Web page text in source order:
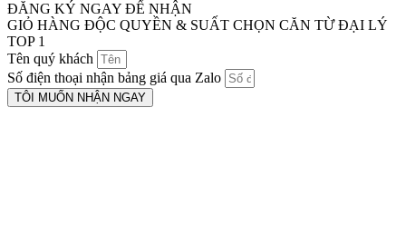
ĐĂNG KÝ NGAY ĐỂ NHẬN
GIỎ HÀNG ĐỘC QUYỀN & SUẤT CHỌN CĂN TỪ ĐẠI LÝ
TOP 1
Tên quý khách
Số điện thoại nhận bảng giá qua Zalo
TÔI MUỐN NHẬN NGAY